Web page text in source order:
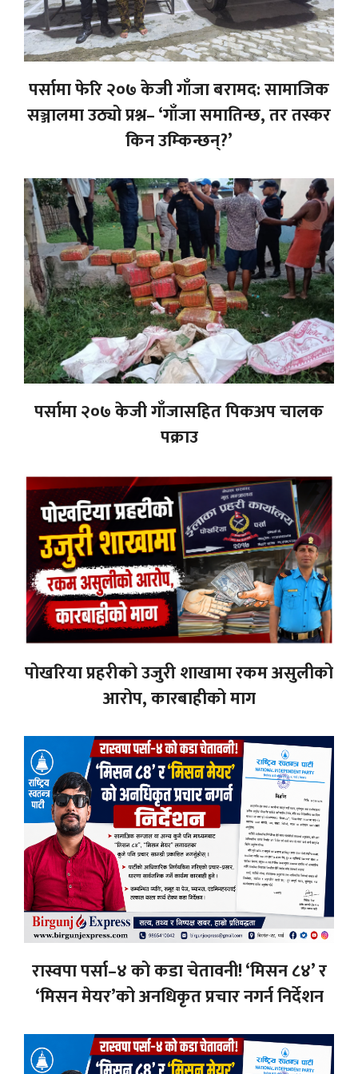
पर्सामा फेरि २०७ केजी गाँजा बरामद: सामाजिक
सञ्जालमा उठ्यो प्रश्न– ‘गाँजा समातिन्छ, तर तस्कर
किन उम्किन्छन्?’
पर्सामा २०७ केजी गाँजासहित पिकअप चालक
पक्राउ
पोखरिया प्रहरीको उजुरी शाखामा रकम असुलीको
आरोप, कारबाहीको माग
रास्वपा पर्सा–४ को कडा चेतावनी! ‘मिसन ८४’ र
‘मिसन मेयर’को अनधिकृत प्रचार नगर्न निर्देशन